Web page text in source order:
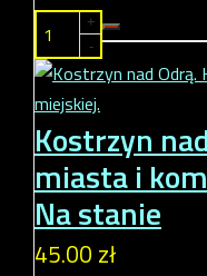
+
-
Kostrzyn
miasta i
Na stanie
45.00 zł